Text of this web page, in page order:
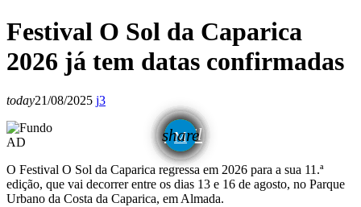
Festival O Sol da Caparica
2026 já tem datas confirmadas
today21/08/2025 3
share
3
email
AD
O Festival O Sol da Caparica regressa em 2026 para a sua 11.ª
edição, que vai decorrer entre os dias 13 e 16 de agosto, no Parque
Urbano da Costa da Caparica, em Almada.